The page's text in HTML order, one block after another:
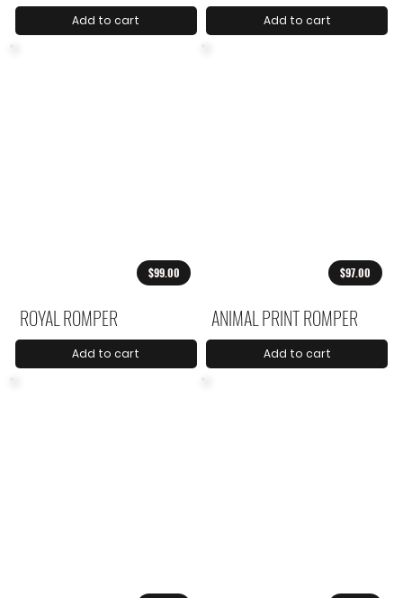
Add to cart Add to cart
$99.00
ROYAL ROMPER
Add to cart
$97.00
ANIMAL PRINT ROMPER
Add to cart